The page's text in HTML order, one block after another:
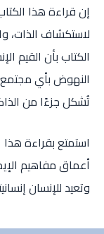
إن قراءة هذا
لاستكشاف الذات،
الكتاب بأن القيم
النهوض بأي مجتمع،
تُشكل جزءًا من
استمتع بقراءة
أعماق مفاهيم
وتعيد للإنسان